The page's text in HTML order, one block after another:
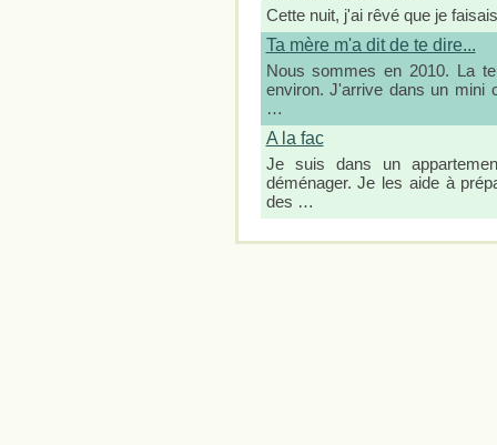
Cette nuit, j'ai rêvé que je
Ta mère m'a dit de te dire...
Nous sommes en 2010. La
environ. J'arrive dans un mini
…
A la fac
Je suis dans un
déménager. Je les aide à
des …